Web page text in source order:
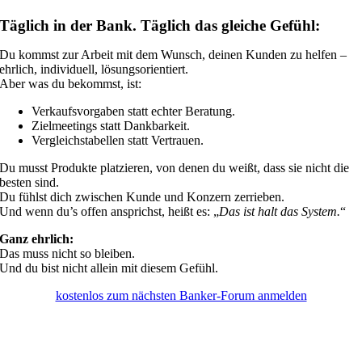
Täglich in der Bank. Täglich das gleiche Gefühl:
Du kommst zur Arbeit mit dem Wunsch, deinen Kunden zu helfen –
ehrlich, individuell, lösungsorientiert.
Aber was du bekommst, ist:
Verkaufsvorgaben statt echter Beratung.
Zielmeetings statt Dankbarkeit.
Vergleichstabellen statt Vertrauen.
Du musst Produkte platzieren, von denen du weißt, dass sie nicht die
besten sind.
Du fühlst dich zwischen Kunde und Konzern zerrieben.
Und wenn du’s offen ansprichst, heißt es: „Das ist halt das System.“
Ganz ehrlich:
Das muss nicht so bleiben.
Und du bist nicht allein mit diesem Gefühl.
kostenlos zum nächsten Banker-Forum anmelden